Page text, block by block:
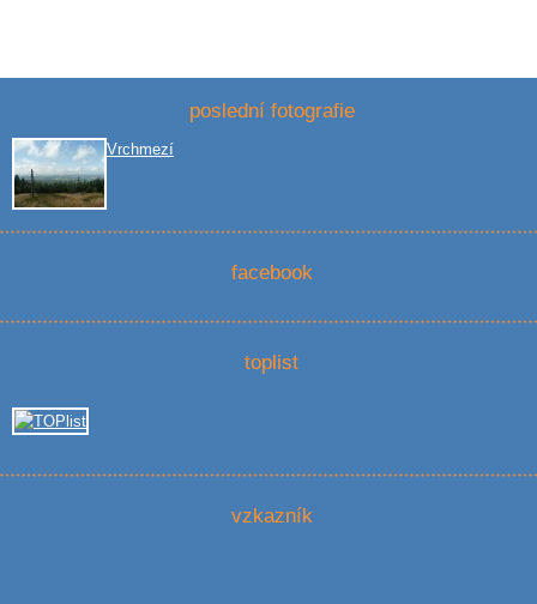
poslední fotografie
Vrchmezí
facebook
toplist
vzkazník